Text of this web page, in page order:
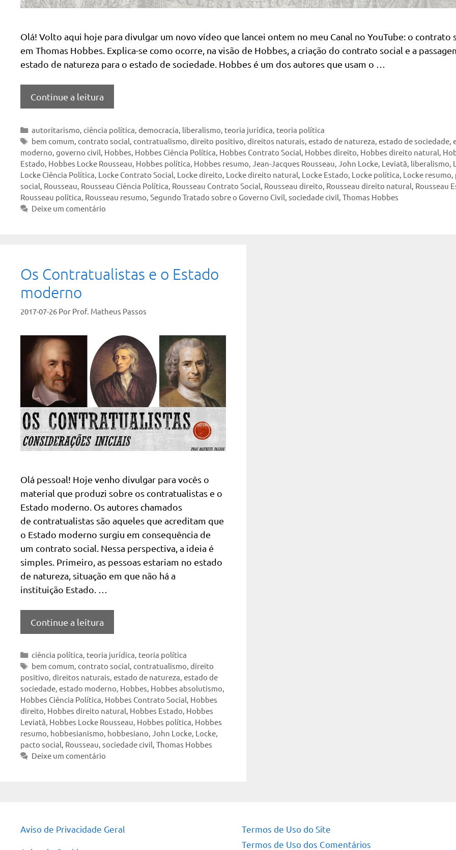
Olá! Volto aqui hoje para divulgar um novo vídeo que lancei ontem no meu Canal no YouTube: o contrato
em Thomas Hobbes. Explica-se como ocorre, na visão de Hobbes, a criação do contrato social e a
estado de natureza para o estado de sociedade. Hobbes é um dos autores que usam o …
Continue a leitura
Categorias
autoritarismo,ciência política,democracia, liberalismo, teoria jurídica, teoria política
Tags
bem comum,contrato social,contratualismo,direito positivo,direitos naturais,estado de natureza,estado de sociedade,
moderno, governo civil, Hobbes, Hobbes Ciência Política, Hobbes Contrato Social, Hobbes direito, Hobbes direito natural,
Estado, Hobbes Locke Rousseau, Hobbes política, Hobbes resumo, Jean-Jacques Rousseau, John Locke, Leviatã, liberalismo,
Locke Ciência Política, Locke Contrato Social, Locke direito, Locke direito natural, Locke Estado, Locke política, Locke resumo,
social, Rousseau, Rousseau Ciência Política, Rousseau Contrato Social, Rousseau direito, Rousseau direito natural, Rousseau
Rousseau política, Rousseau resumo, Segundo Tratado sobre o Governo Civil, sociedade civil, Thomas Hobbes
Deixe um comentário
Os Contratualistas e o Estado
moderno
2017-07-26 Por Prof. Matheus Passos
Olá pessoal! Hoje venho divulgar para vocês o
material que produzi sobre os contratualistas e o
Estado moderno. Os autores chamados
de contratualistas são aqueles que acreditam que
o Estado moderno surgiu em consequência de
um contrato social. Nessa perspectiva, a ideia é
simples. Primeiro, as pessoas estariam no estado
de natureza, situação em que não há a
instituição Estado. …
Continue a leitura
Categorias
ciência política, teoria jurídica, teoria política
Tags
bem comum,contrato social,contratualismo,direito
positivo, direitos naturais, estado de natureza, estado de
sociedade, estado moderno, Hobbes, Hobbes absolutismo,
Hobbes Ciência Política, Hobbes Contrato Social, Hobbes
direito, Hobbes direito natural, Hobbes Estado, Hobbes
Leviatã, Hobbes Locke Rousseau, Hobbes política, Hobbes
resumo, hobbesianismo, hobbesiano, John Locke, Locke,
pacto social, Rousseau, sociedade civil, Thomas Hobbes
Deixe um comentário
Aviso de Privacidade Geral
Termos de Uso do Site
Termos de Uso dos Comentários